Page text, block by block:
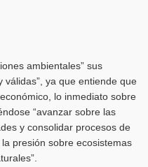
ambientales” sus
válidas”, ya que entiende que
lo inmediato sobre
“avanzar sobre las
y consolidar procesos de
presión sobre ecosistemas